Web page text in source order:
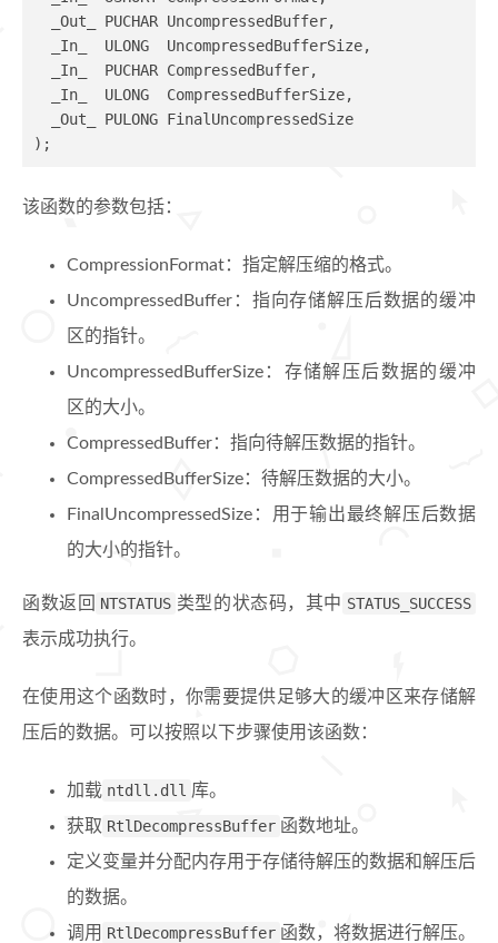
  _Out_ PUCHAR UncompressedBuffer,
  _In_  ULONG  UncompressedBufferSize,
  _In_  PUCHAR CompressedBuffer,
  _In_  ULONG  CompressedBufferSize,
  _Out_ PULONG FinalUncompressedSize
) ;
该函数的参数包括：
CompressionFormat：指定解压缩的格式。
UncompressedBuffer：指向存储解压后数据的缓冲
区的指针。
UncompressedBufferSize：存储解压后数据的缓冲
区的大小。
CompressedBuffer：指向待解压数据的指针。
CompressedBufferSize：待解压数据的大小。
FinalUncompressedSize：用于输出最终解压后数据
的大小的指针。
函数返回 NTSTATUS 类型的状态码，其中 STATUS_SUCCESS
表示成功执行。
在使用这个函数时，你需要提供足够大的缓冲区来存储解
压后的数据。可以按照以下步骤使用该函数：
加载 ntdll.dll 库。
获取 RtlDecompressBuffer 函数地址。
定义变量并分配内存用于存储待解压的数据和解压后
的数据。
调用 RtlDecompressBuffer 函数，将数据进行解压。